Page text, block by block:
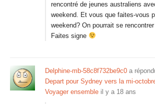
rencontré de jeunes australiens
weekend. Et vous que faites-vous
weekend? On pourrait se
Faites signe
Delphine-mb-58c8f732be9c0 a
Depart pour Sydney vers la mi-
Voyager ensemble il y a 18 ans